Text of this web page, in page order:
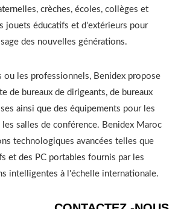
crèches, écoles, collèges et
jouets éducatifs et d'extérieurs pour
des nouvelles générations.
ou les professionnels, Benidex propose
de bureaux de dirigeants, de bureaux
ainsi que des équipements pour les
salles de conférence. Benidex Maroc
technologiques avancées telles que
et des PC portables fournis par les
intelligentes à l'échelle internationale.